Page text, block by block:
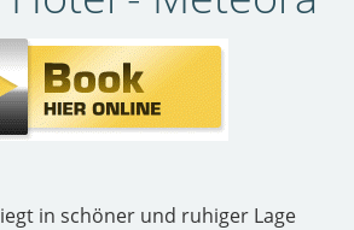
in schöner und ruhiger Lage